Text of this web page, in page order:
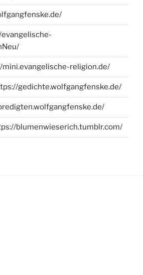
mini.evangelische-religion.de/
gedichte.wolfgangfenske.de/
blumenwieserich.tumblr.com/